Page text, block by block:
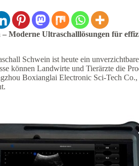
Moderne Ultraschalllösungen für
Schwein ist heute ein
können Landwirte und Tierärzte die
Boxianglai Electronic Sci-Tech